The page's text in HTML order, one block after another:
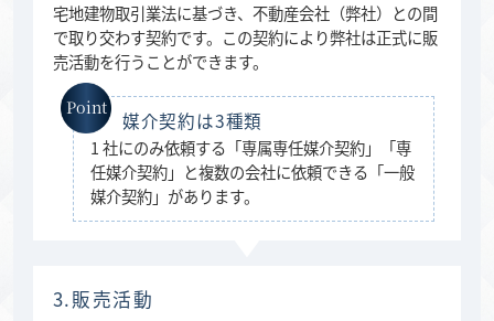
宅地建物取引業法に基づき、不動産会社（弊社）との間
で取り交わす契約です。この契約により弊社は正式に販
売活動を行うことができます。
媒介契約は3種類
1 社にのみ依頼する「専属専任媒介契約」「専
任媒介契約」と複数の会社に依頼できる「一般
媒介契約」があります。
3.販売活動